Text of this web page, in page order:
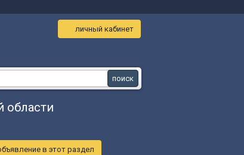
личный кабинет
области
в этот раздел